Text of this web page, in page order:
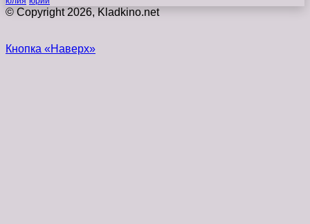
© Copyright 2026, Kladkino.net
Кнопка «Наверх»